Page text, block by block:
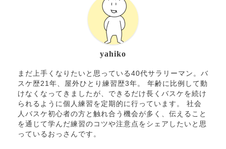
yahiko
まだ上手くなりたいと思っている40代サラリーマン。バ
スケ歴21年、屋外ひとり練習歴3年。 年齢に比例して動
けなくなってきましたが、できるだけ長くバスケを続け
られるように個人練習を定期的に行っています。 社会
人バスケ初心者の方と触れ合う機会が多く、伝えること
を通じて学んだ練習のコツや注意点をシェアしたいと思
っているおっさんです。